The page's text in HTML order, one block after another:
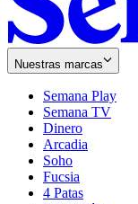
Nuestras marcas
Semana Play
Semana TV
Dinero
Arcadia
Soho
in
new
Fucsia
in
4 Patas